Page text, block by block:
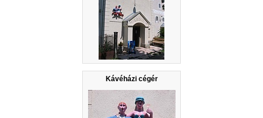
Kávéházi cégér